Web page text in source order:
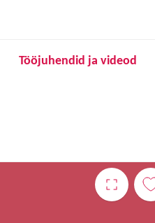
Tööjuhendid ja videod